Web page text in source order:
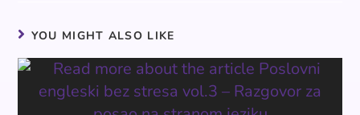
YOU MIGHT ALSO LIKE